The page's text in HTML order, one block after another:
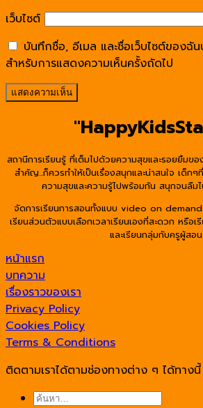
เว็บไซต์
บันทึกชื่อ, อีเมล และชื่อเว็บไซต์ของฉัน
สำหรับการแสดงความเห็นครั้งถัดไป
สถานีการเรียนรู้ ที่เต็มไปด้วยความสุขและรอยยิ้มขอ
สำคัญ...ก็ควรทำให้เป็นเรื่องสนุกและน่าสนใจ เด็กๆ
ความสุขและความรู้ไปพร้อมกัน สนุกจนลืมไ
จัดการเรียนการสอนทั้งแบบ video on
เรียนส่วนตัวแบบเลือกเวลาเรียนเองที่สะดวก หรือ
และเรียนกลุ่มกับครูผู้สอน
หน้าแรก
บทความ
เรื่องราวของเรา
Privacy Policy
Cookies Policy
Terms & Conditions
ติดตามเราได้ตามช่องทางต่าง ๆ ได้ทางนี้
ค้นหา: